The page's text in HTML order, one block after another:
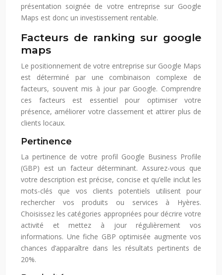
présentation soignée de votre entreprise sur Google
Maps est donc un investissement rentable.
Facteurs de ranking sur google
maps
Le positionnement de votre entreprise sur Google Maps
est déterminé par une combinaison complexe de
facteurs, souvent mis à jour par Google. Comprendre
ces facteurs est essentiel pour optimiser votre
présence, améliorer votre classement et attirer plus de
clients locaux.
Pertinence
La pertinence de votre profil Google Business Profile
(GBP) est un facteur déterminant. Assurez-vous que
votre description est précise, concise et qu’elle inclut les
mots-clés que vos clients potentiels utilisent pour
rechercher vos produits ou services à Hyères.
Choisissez les catégories appropriées pour décrire votre
activité et mettez à jour régulièrement vos
informations. Une fiche GBP optimisée augmente vos
chances d’apparaître dans les résultats pertinents de
20%.